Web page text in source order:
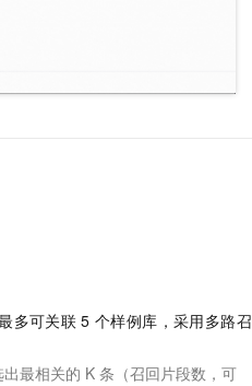
多可关联 5 个样例库，采用多路召
最相关的 K 条（召回片段数，可